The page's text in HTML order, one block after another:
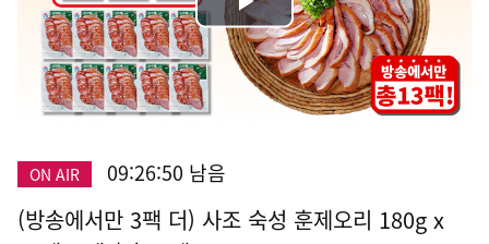
Play
Video
ON AIR 09:26:49 남음
(방송에서만 3팩 더) 사조 숙성 훈제오리 180g x